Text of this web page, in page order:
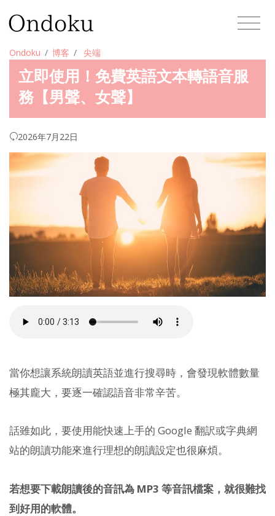
Ondoku 博客 尖端
立即使用！免費英語文本轉語音服
務【男聲、女聲】
2026年7月22日
當你想讓系統朗讀英語並進行搜尋時，會發現軟體數量
極其龐大，要逐一確認語音非常辛苦。
話雖如此，要使用能快速上手的 Google 翻訳或字典網
站的朗讀功能來進行理想的朗讀設定也很麻煩。
若想要下載朗讀後的音訊為 MP3 等音訊檔案，就很難找
到好用的軟體。